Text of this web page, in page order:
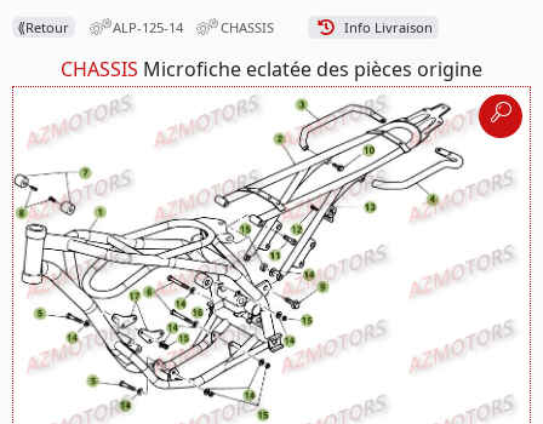
⟪Retour ALP-125-14 CHASSIS Info Livraison
CHASSIS Microfiche eclatée des pièces origine